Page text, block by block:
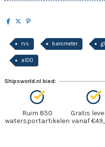
rvs barometer
a100
Shipsworld.nl bied:
Ruim 850
watersportartikelen
Gratis
vanaf